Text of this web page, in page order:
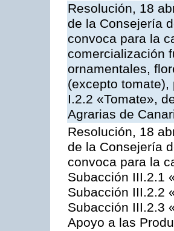
Resolución, 18
de la Consejería
convoca para la
comercialización
ornamentales,
(excepto
I.2.2 «Tomate»,
Agrarias de
Resolución, 18
de la Consejería
convoca para la
Subacción III.2.1
Subacción III.2.2
Subacción III.2.3
Apoyo a las